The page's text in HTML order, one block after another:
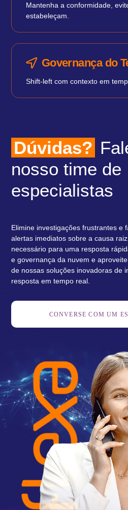
Mantenha a conformidade,
estabeleçam.
Governança do
Shift-left com contexto em
Dúvidas?
nosso time de
especialistas
Elimine investigações frustrantes e
alertas imediatos sobre a causa
necessário para uma resposta
e governança da nuvem e
de nossas soluções inovadoras de
resposta em tempo real.​
CONVERSE COM UM